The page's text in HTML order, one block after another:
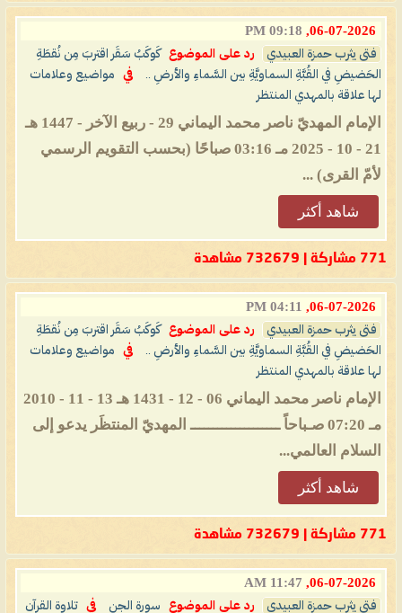
06-07-2026,
09:18 PM
فتى يثرب حمزة العبيدي رد على الموضوع
كَوكَبُ سَقَر اقتربَ مِن نُقطَةِ
الحَضيضِ في القُبَّةِ السماويَّةِ بين السَّماءِ والأرضِ ..
في
مواضيع وعلامات
لها علاقة بالمهدي المنتظر
الإمام المهديّ ناصر محمد اليماني 29 - ربيع الآخر - 1447 هـ
21 - 10 - 2025 مـ 03:16 صباحًا (بحسب التقويم الرسمي
لأمّ القرى) ...
شاهد أكثر
771 مشاركة | 732679 مشاهدة
06-07-2026,
04:11 PM
فتى يثرب حمزة العبيدي رد على الموضوع
كَوكَبُ سَقَر اقتربَ مِن نُقطَةِ
الحَضيضِ في القُبَّةِ السماويَّةِ بين السَّماءِ والأرضِ ..
في
مواضيع وعلامات
لها علاقة بالمهدي المنتظر
الإمام ناصر محمد اليماني 06 - 12 - 1431 هـ 13 - 11 - 2010
مـ 07:20 صـباحاً ــــــــــــــــــــ المهديّ المنتظَر يدعو إلى
السلام العالمي...
شاهد أكثر
771 مشاركة | 732679 مشاهدة
06-07-2026,
11:47 AM
فتى يثرب حمزة العبيدي رد على الموضوع سورة الجن في تلاوة القرآن